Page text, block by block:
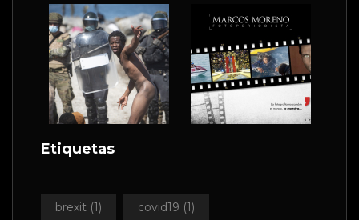
Etiquetas
brexit (1) covid19 (1)